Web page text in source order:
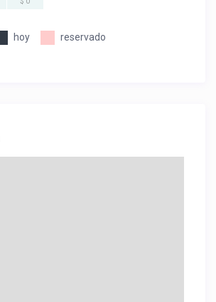
hoy reservado